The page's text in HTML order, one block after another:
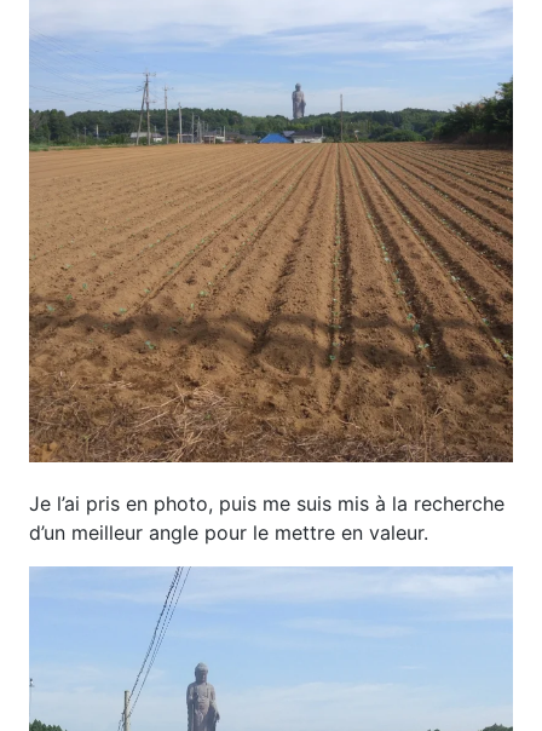
Je l’ai pris en photo, puis me suis mis à la recherche
d’un meilleur angle pour le mettre en valeur.